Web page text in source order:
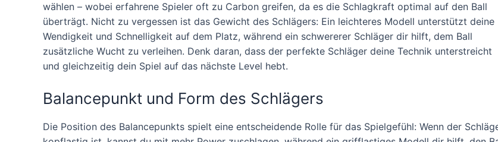
wählen – wobei erfahrene Spieler oft zu Carbon greifen, da es die Schlagkraft optimal auf den Ball
überträgt. Nicht zu vergessen ist das Gewicht des Schlägers: Ein leichteres Modell unterstützt deine
Wendigkeit und Schnelligkeit auf dem Platz, während ein schwererer Schläger dir hilft, dem Ball
zusätzliche Wucht zu verleihen. Denk daran, dass der perfekte Schläger deine Technik unterstreicht
und gleichzeitig dein Spiel auf das nächste Level hebt.
Balancepunkt und Form des Schlägers
Die Position des Balancepunkts spielt eine entscheidende Rolle für das Spielgefühl: Wenn der